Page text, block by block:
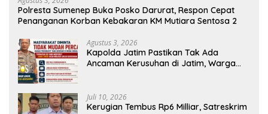
Polresta Sumenep Buka Posko Darurat, Respon Cepat
Penanganan Korban Kebakaran KM Mutiara Sentosa 2
Agustus 3, 2026
Kapolda Jatim Pastikan Tak Ada
Ancaman Kerusuhan di Jatim, Warga
Juli 10, 2026
Kerugian Tembus Rp6 Milliar, Satreskrim